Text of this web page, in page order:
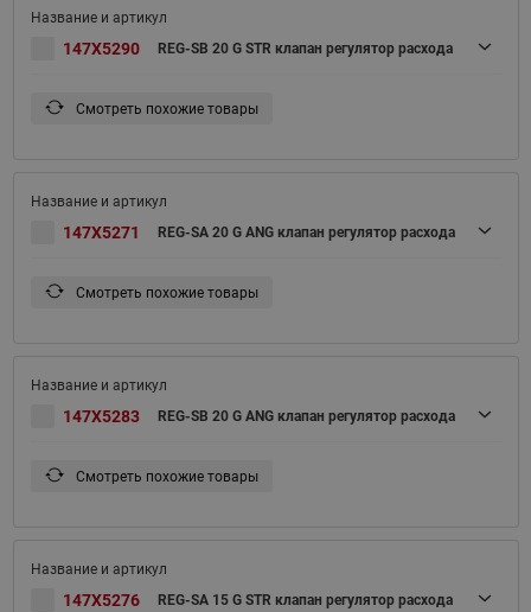
147X5290 REG-SB 20 G STR клапан регулятор расхода
Смотреть похожие товары
147X5271 REG-SA 20 G ANG клапан регулятор расхода
Смотреть похожие товары
147X5283 REG-SB 20 G ANG клапан регулятор расхода
Смотреть похожие товары
147X5276 REG-SA 15 G STR клапан регулятор расхода